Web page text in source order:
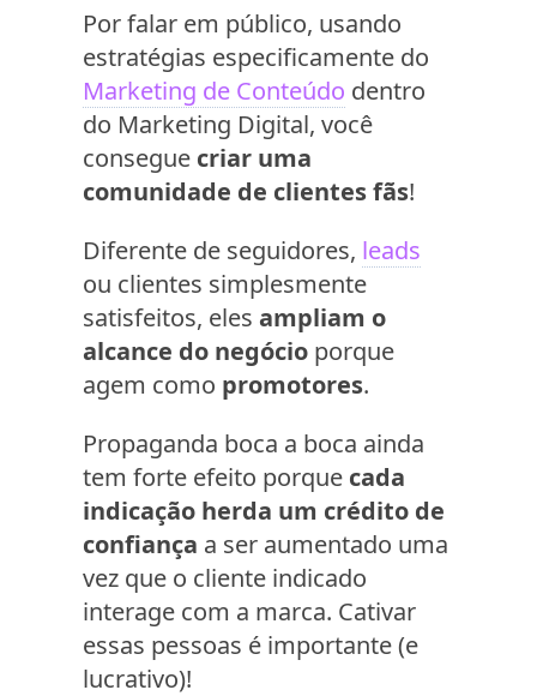
Por falar em público, usando
estratégias especificamente do
Marketing de Conteúdo dentro
do Marketing Digital, você
consegue criar uma
comunidade de clientes fãs!
Diferente de seguidores, leads
ou clientes simplesmente
satisfeitos, eles ampliam o
alcance do negócio porque
agem como promotores.
Propaganda boca a boca ainda
tem forte efeito porque cada
indicação herda um crédito de
confiança a ser aumentado uma
vez que o cliente indicado
interage com a marca. Cativar
essas pessoas é importante (e
lucrativo)!